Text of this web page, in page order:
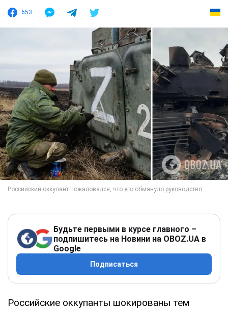
653
Будьте первыми в курсе главного –
подпишитесь на Новини на OBOZ.UA в
Google
Подписаться
Российские оккупанты шокированы тем